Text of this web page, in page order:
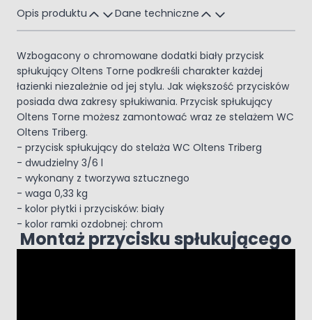
Opis produktu Dane techniczne
Wzbogacony o chromowane dodatki biały przycisk
spłukujący Oltens Torne podkreśli charakter każdej
łazienki niezależnie od jej stylu. Jak większość przycisków
posiada dwa zakresy spłukiwania. Przycisk spłukujący
Oltens Torne możesz zamontować wraz ze stelażem WC
Oltens Triberg.
- przycisk spłukujący do stelaża WC Oltens Triberg
- dwudzielny 3/6 l
- wykonany z tworzywa sztucznego
- waga 0,33 kg
- kolor płytki i przycisków: biały
- kolor ramki ozdobnej: chrom
Montaż przycisku spłukującego